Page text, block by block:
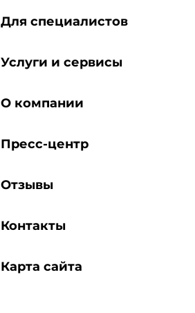
Для специалистов
Услуги и сервисы
О компании
Пресс-центр
Отзывы
Контакты
Карта сайта